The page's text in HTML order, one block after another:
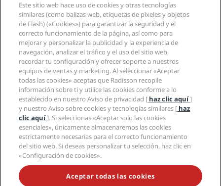
Nuevos hoteles y próximas aperturas
Aplicación de Radisson Hotels
Hoteles Sports Approved
Hoteles ideales para familias
Salud y seguridad
Radisson Hotel Group
Medios
Empleos en RHG
Empleos en PPHE
Empleos en EHL
The Club by RHG
Oportunidades de desarrollo
Responsabilidad social corporativa
Compras
Información legal
Centro de privacidad
Aviso legal
Términos y condiciones de Radisson Rewards
Acuerdo de uso del sitio
Accesibilidad digital
Declaración sobre la esclavitud moderna
Ayuda
Avisos al consumidor
Contacto
Preguntas frecuentes
Mapa del sitio
Redes sociales
Marcas de Radisson Hotels
NO TE PIERDAS NUESTRAS OFERTAS MÁS POPULARES
Este sitio web hace uso de cookies y otras tecnologías
similares (como balizas web, etiquetas de píxeles y objetos
de Flash) («Cookies») para garantizar la seguridad y el
correcto funcionamiento de la página, así como para
mejorar y personalizar la publicidad y la experiencia de
navegación, analizar el tráfico y el uso del sitio web,
recordar tu configuración y ofrecer soporte a nuestros
equipos de ventas y marketing. Al seleccionar «Aceptar
todas las cookies» aceptas que Radisson recopile
información sobre ti y utilice las cookies conforme a lo
establecido en nuestro Aviso de privacidad [ haz clic aquí]
y nuestro Aviso sobre cookies y tecnologías similares [ haz
clic aquí]. Si seleccionas «Aceptar solo las cookies
esenciales», únicamente almacenaremos las cookies
estrictamente necesarias para el correcto funcionamiento
del sitio web. Si deseas personalizar tu selección, haz clic en
«Configuración de cookies».
Aceptar todas las cookies